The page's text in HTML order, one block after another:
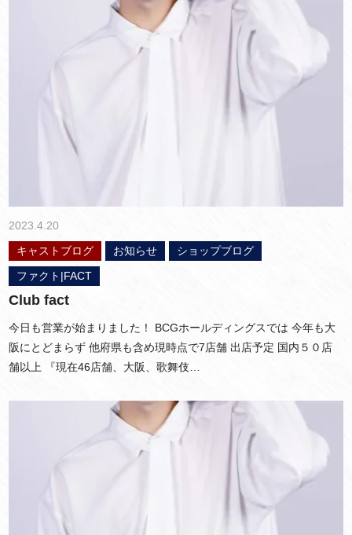
2023.4.20
キャストブログ
お知らせ
ショップブログ
ファクト|FACT
Club fact
今日も営業が始まりました！ BCGホールディングスでは 今年も大
阪にとどまらず 他府県も含め現時点で7店舗 出店予定 国内５０店
舗以上 『現在46店舗、大阪、歌舞伎…